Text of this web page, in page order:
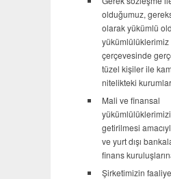
olduğumuz,
olarak yükümlü
yükümlülüklerimiz
çerçevesinde
tüzel kişiler ile
nitelikteki
Mali ve finansal
getirilmesi
ve yurt dışı
finans
Şirketimizin